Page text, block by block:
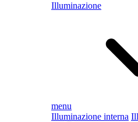
Illuminazione
menu
Illuminazione interna